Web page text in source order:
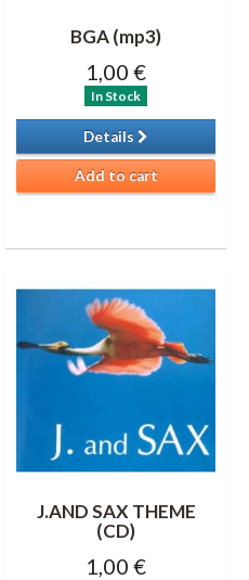
BGA (mp3)
1,00 €
In Stock
Details
Add to cart
J.AND SAX THEME
(CD)
1,00 €